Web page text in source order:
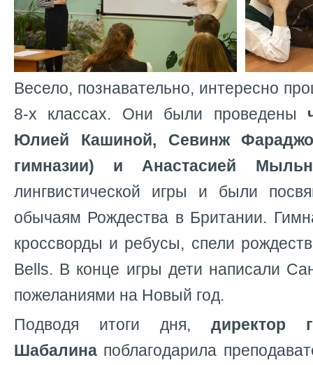
Весело, познавательно, интересно
8-х классах. Они были проведены
Юлией Кашиной, Севинж
гимназии) и Анастасией
лингвистической игры и были
обычаям Рождества в Британии.
кроссворды и ребусы, спели
Bells. В конце игры дети написали
пожеланиями на Новый год.
Подводя итоги дня, директор
Шабалина поблагодарила